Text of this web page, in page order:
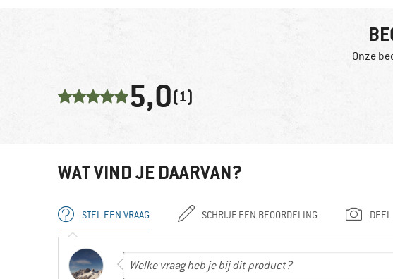
Onze
5,0(1)
WAT VIND JE DAARVAN?
STEL EEN VRAAG SCHRIJF EEN BEOORDELING